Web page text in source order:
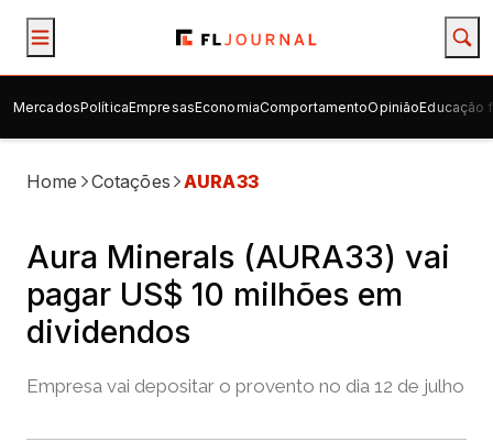
MercadosPolíticaEmpresasEconomiaComportamentoOpiniãoEducação
Home Cotações AURA33
Aura Minerals (AURA33) vai
pagar US$ 10 milhões em
dividendos
Empresa vai depositar o provento no dia 12 de julho